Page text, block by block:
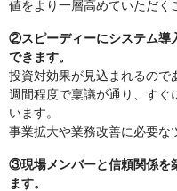
値をより一層高めていただく
②スピーディーにシステム導
できます。
投資対効果が見込まれるので
週間程度で稟議が通り、すぐ
います。
事業拡大や業務改善に必要な
③現場メンバーと信頼関係を
ます。